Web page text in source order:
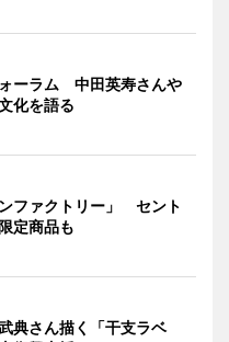
ーラム 中田英寿さんや
化を語る
ファクトリー」 セント
定商品も
典さん描く「干支ラベ